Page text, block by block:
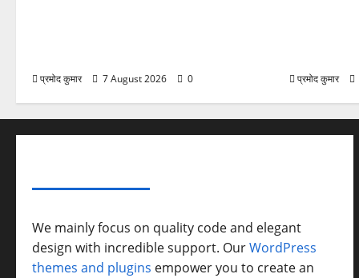
प्रमोद कुमार 7 August 2026 0 प्रमोद कुमार
We mainly focus on quality code and elegant
design with incredible support. OurWordPress
themes and plugins empower you to create an